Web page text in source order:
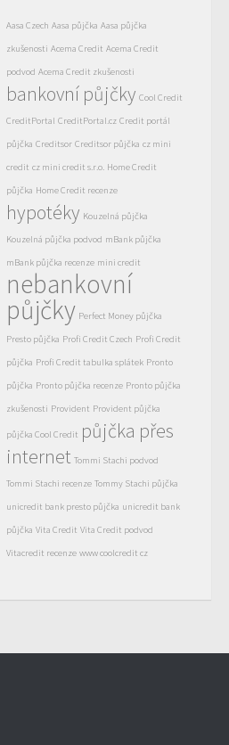
Aasa Czech Aasa půjčka Aasa půjčka
zkušenosti Acema Credit Acema Credit
podvod Acema Credit zkušenosti
bankovní půjčky Cool Credit
CreditPortal CreditPortal.cz Credit portál
půjčka Creditsor Creditsor půjčka cz mini
credit cz mini credit s.r.o. Home Credit
půjčka Home Credit recenze
hypotéky Kouzelná půjčka
Kouzelná půjčka podvod mBank půjčka
mBank půjčka recenze mini credit
nebankovní
půjčky Perfect Money půjčka
Presto půjčka Profi Credit Czech Profi Credit
půjčka Profi Credit tabulka splátek Pronto
půjčka Pronto půjčka recenze Pronto půjčka
zkušenosti Provident Provident půjčka
půjčka Cool Credit půjčka přes
internet Tommi Stachi podvod
Tommi Stachi recenze Tommy Stachi půjčka
unicredit bank presto půjčka unicredit bank
půjčka Vita Credit Vita Credit podvod
Vitacredit recenze www coolcredit cz